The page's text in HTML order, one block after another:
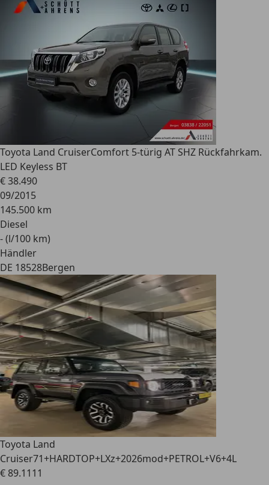
Toyota Land CruiserComfort 5-türig AT SHZ Rückfahrkam.
LED Keyless BT
€ 38.490
09/2015
145.500 km
Diesel
- (l/100 km)
Händler
DE 18528Bergen
Toyota Land
Cruiser71+HARDTOP+LXz+2026mod+PETROL+V6+4L
€ 89.1111